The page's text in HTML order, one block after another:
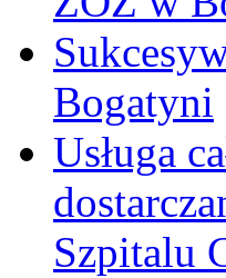
Bogatyni
Usługa
Szpitalu